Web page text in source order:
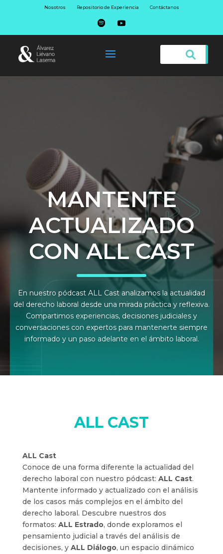
Nosotros Repositorio de Experiencia Contáctanos
MANTENTE
ACTUALIZADO
CON ALL CAST
En nuestro pódcast ALL Cast analizamos la actualidad
del derecho laboral desde una mirada práctica y reflexiva.
Compartimos experiencias, decisiones judiciales y
conversaciones con expertos para mantenerte siempre
informado y un paso adelante en el ámbito laboral.
ALL CAST
ALL Cast
Conoce de una forma diferente la actualidad del
derecho laboral con nuestro pódcast: ALL Cast.
Mantente informado y actualizado con el análisis
de los casos más complejos en el ámbito del
derecho laboral. Descubre nuestros dos
formatos: ALL Estrado, donde exploramos el
pensamiento judicial a través del análisis de
decisiones, y ALL Diálogo, un espacio dinámico